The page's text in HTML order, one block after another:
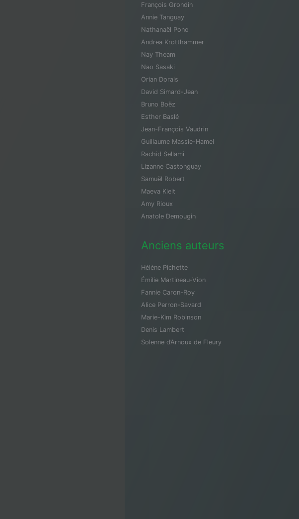
François Grondin
Annie Tanguay
Nathanaël Pono
Andrea Krotthammer
Nay Theam
Nao Sasaki
Orian Dorais
David Simard-Jean
Bruno Boëz
Esther Baslé
Jean-François Vaudrin
Guillaume Massie-Hamel
Rachid Sellami
Lizanne Castonguay
Samuël Robert
Maeva Kleit
Amy Rioux
Anatole Demougin
Anciens auteurs
Hélène Pichette
Émilie Martineau-Vion
Fannie Caron-Roy
Alice Perron-Savard
Marie-Kim Robinson
Denis Lambert
Solenne d’Arnoux de Fleury